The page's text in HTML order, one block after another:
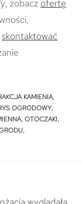
zobacz ofertę
skontaktować
KAMIENIA,
OGRODOWY,
, OTOCZAKI,
,